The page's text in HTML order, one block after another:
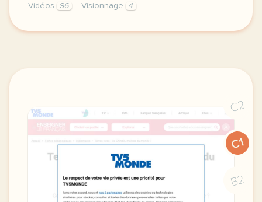
Vidéos
96 Visionnage 4
le respect de votre vie privee est une priorite
C2
C1
B2